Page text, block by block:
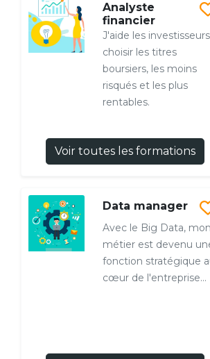
Analyste
financier
J'aide les
choisir les titres
boursiers, les moins
risqués et les plus
rentables.
Voir toutes les formations
Data manager
Avec le Big Data, mon
métier est devenu
fonction stratégique
cœur de l'entreprise...